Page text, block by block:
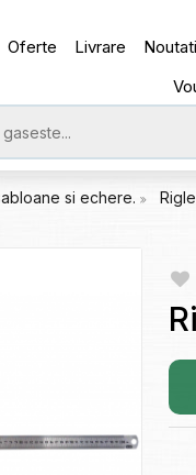
Oferte Livrare Noutati
si echere.